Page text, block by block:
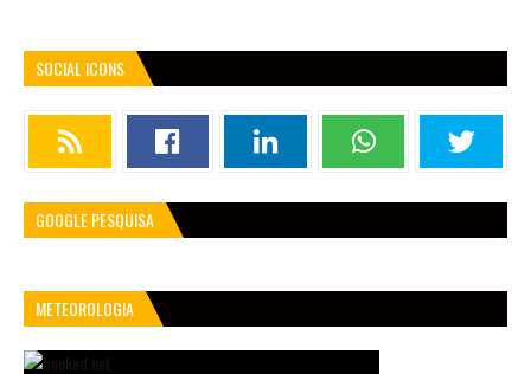
SOCIAL ICONS
GOOGLE PESQUISA
METEOROLOGIA